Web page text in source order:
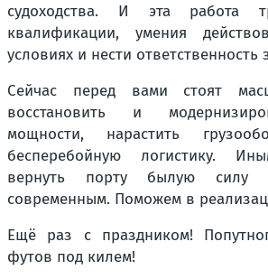
судоходства. И эта работа
квалификации, умения
условиях и нести ответственность
Сейчас перед вами стоят
восстановить и
мощности, нарастить
бесперебойную логистику.
вернуть порту былую силу
современным. Поможем в
Ещё раз с праздником!
футов под килем!